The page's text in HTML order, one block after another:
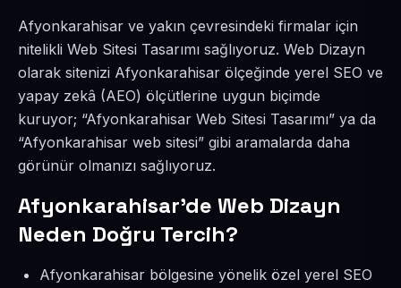
Afyonkarahisar ve yakın çevresindeki firmalar için
nitelikli Web Sitesi Tasarımı sağlıyoruz. Web Dizayn
olarak sitenizi Afyonkarahisar ölçeğinde yerel SEO ve
yapay zekâ (AEO) ölçütlerine uygun biçimde
kuruyor; “Afyonkarahisar Web Sitesi Tasarımı” ya da
“Afyonkarahisar web sitesi” gibi aramalarda daha
görünür olmanızı sağlıyoruz.
Afyonkarahisar’de Web Dizayn
Neden Doğru Tercih?
Afyonkarahisar bölgesine yönelik özel yerel SEO